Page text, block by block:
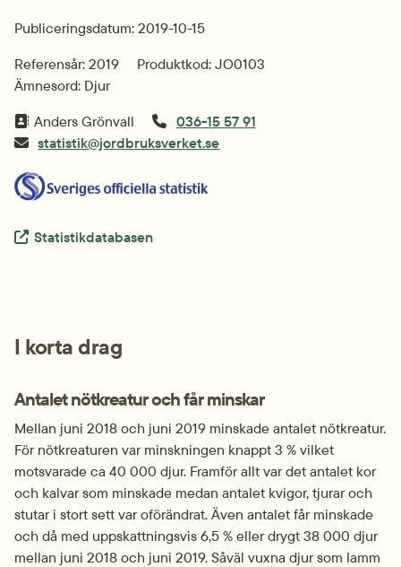
Publiceringsdatum: 2019-10-15
Referensår: 2019
Produktkod: JO0103
Ämnesord: Djur
Anders Grönvall
036-15 57 91
statistik@jordbruksverket.se
Extern länk.
Statistikdatabasen
I korta drag
Antalet nötkreatur och får minskar
Mellan juni 2018 och juni 2019 minskade antalet nötkreatur.
För nötkreaturen var minskningen knappt 3 % vilket
motsvarade ca 40 000 djur. Framför allt var det antalet kor
och kalvar som minskade medan antalet kvigor, tjurar och
stutar i stort sett var oförändrat. Även antalet får minskade
och då med uppskattningsvis 6,5 % eller drygt 38 000 djur
mellan juni 2018 och juni 2019. Såväl vuxna djur som lamm